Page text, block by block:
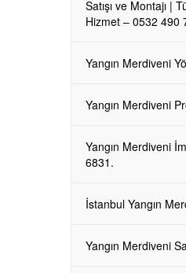
Satışı ve Montajı |
Hizmet – 0532 490
Yangın Merdiveni
Yangın Merdiveni
Yangın Merdiveni
6831.
İstanbul Yangın
Yangın Merdiveni